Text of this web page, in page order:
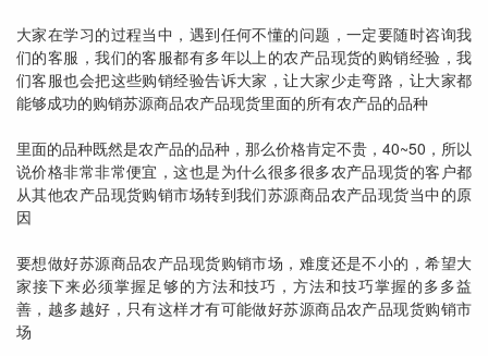
大家在学习的过程当中，遇到任何不懂的问题，一定要随时咨询我
们的客服，我们的客服都有多年以上的农产品现货的购销经验，我
们客服也会把这些购销经验告诉大家，让大家少走弯路，让大家都
能够成功的购销苏源商品农产品现货里面的所有农产品的品种
里面的品种既然是农产品的品种，那么价格肯定不贵，40~50，所以
说价格非常非常便宜，这也是为什么很多很多农产品现货的客户都
从其他农产品现货购销市场转到我们苏源商品农产品现货当中的原
因
要想做好苏源商品农产品现货购销市场，难度还是不小的，希望大
家接下来必须掌握足够的方法和技巧，方法和技巧掌握的多多益
善，越多越好，只有这样才有可能做好苏源商品农产品现货购销市
场